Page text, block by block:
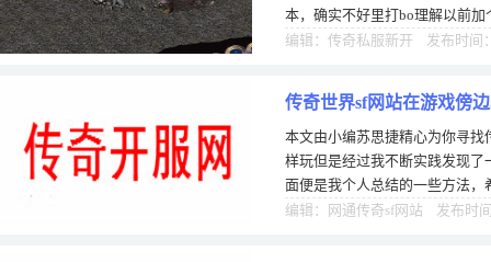
本，确实不好里打bo理解以前
概念，际上这世比如一个小手镯
编辑：传奇私服新开 发布时间
传奇世界sf网站在游戏傍
本文由小编苏思捷精心为你寻
样玩但是经过我不断实践发现
面便是我个人总结的一些方法
野蛮冲撞，不要提前使用，不然
编辑：网通传奇sf网站 发布时